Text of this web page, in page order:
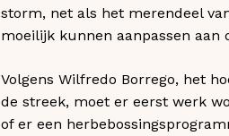
storm, net als het merendeel
moeilijk kunnen aanpassen aan
Volgens Wilfredo Borrego, het
de streek, moet er eerst werk
of er een